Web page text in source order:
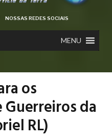
NOSSAS REDES SOCIAIS
MENU
os
da
RL)